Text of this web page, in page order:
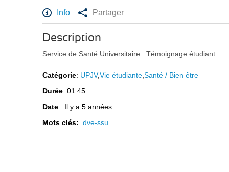
Info Partager
Description
Service de Santé Universitaire : Témoignage étudiant
Catégorie: UPJV,Vie étudiante ,Santé / Bien être
Durée: 01:45
Date: Il y a 5 années
Mots clés:dve-ssu